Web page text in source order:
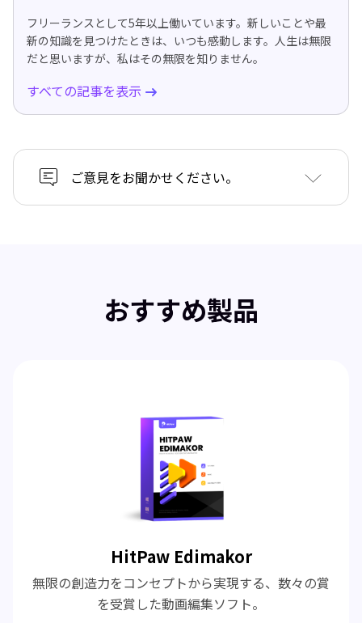
フリーランスとして5年以上働いています。新しいことや最
新の知識を見つけたときは、いつも感動します。人生は無限
だと思いますが、私はその無限を知りません。
すべての記事を表示
ご意見をお聞かせください。
おすすめ製品
HitPaw Edimakor
無限の創造力をコンセプトから実現する、数々の賞
を受賞した動画編集ソフト。